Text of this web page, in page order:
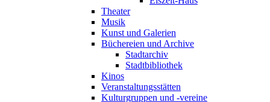
Theater
Musik
Kunst und Galerien
Büchereien und Archive
Stadtarchiv
Stadtbibliothek
Kinos
Veranstaltungsstätten
Kulturgruppen und -vereine